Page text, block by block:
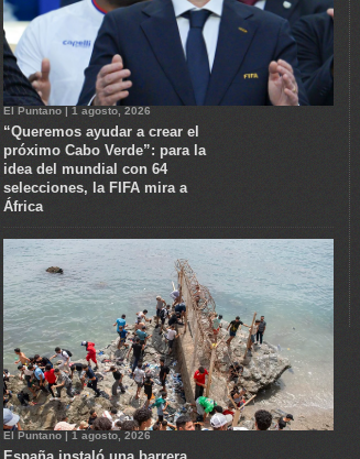
El Puntano | 1 agosto, 2026
“Queremos ayudar a crear el
próximo Cabo Verde”: para la
idea del mundial con 64
selecciones, la FIFA mira a
África
El Puntano | 1 agosto, 2026